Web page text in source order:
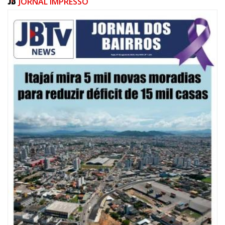
09/08/2026 | 07:00
Defesa Civil de Itajaí apresentará plano de contingência contra El Niño na
ITAJAÍ